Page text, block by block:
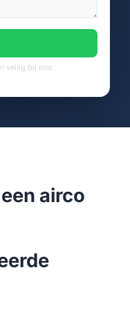
veilig bij ons.
airco